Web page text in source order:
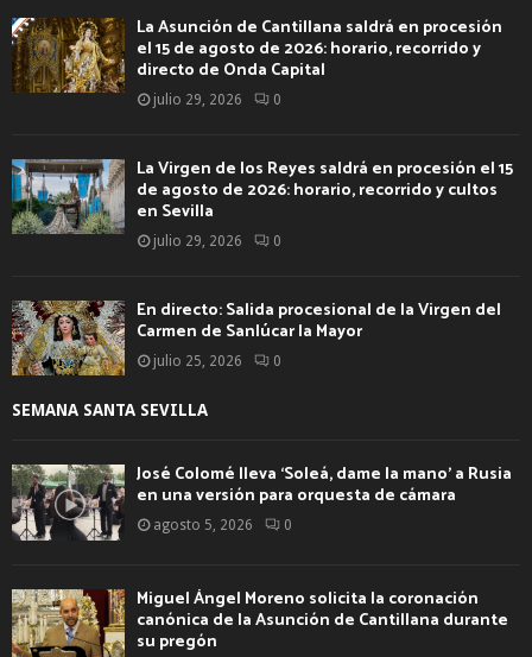
La Asunción de Cantillana saldrá en procesión
el 15 de agosto de 2026: horario, recorrido y
directo de Onda Capital
julio 29, 2026 0
La Virgen de los Reyes saldrá en procesión el 15
de agosto de 2026: horario, recorrido y cultos
en Sevilla
julio 29, 2026 0
En directo: Salida procesional de la Virgen del
Carmen de Sanlúcar la Mayor
julio 25, 2026 0
SEMANA SANTA SEVILLA
José Colomé lleva ‘Soleá, dame la mano’ a Rusia
en una versión para orquesta de cámara
agosto 5, 2026 0
Miguel Ángel Moreno solicita la coronación
canónica de la Asunción de Cantillana durante
su pregón